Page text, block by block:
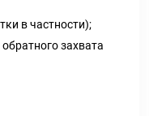
в частности);
захвата